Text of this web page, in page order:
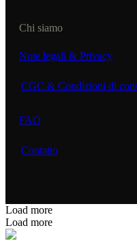
Chi siamo
Note legali & Privacy
CGC & Condizioni di
FAQ
Contatto
Load more
Load more